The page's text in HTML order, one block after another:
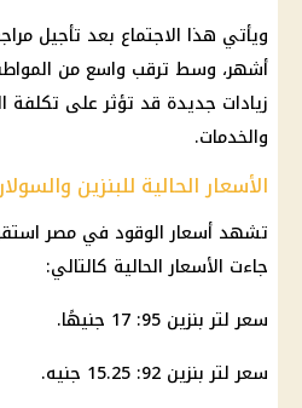
أشهر، وسط ترقب واسع من
زيادات جديدة قد تؤثر على تكلفة
والخدمات.
الأسعار الحالية للبنزين
تشهد أسعار الوقود في مصر
جاءت الأسعار الحالية كالتالي:
سعر لتر بنزين 95: 17 جنيهًا.
سعر لتر بنزين 92: 15.25 جنيه.